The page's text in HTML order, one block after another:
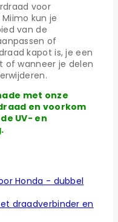
voor
kun je
van de
of
kapot is, je een
of wanneer je delen
met onze
en voorkom
UV- en